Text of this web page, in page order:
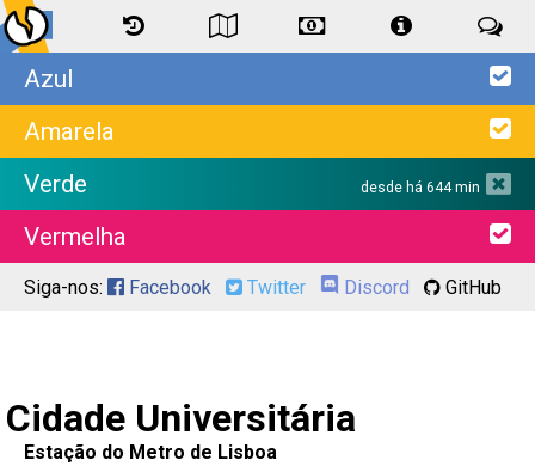
Azul
Amarela
Verde
desde há 644 min
Vermelha
Siga-nos: Facebook Twitter Discord GitHub
Cidade Universitária
Estação do Metro de Lisboa